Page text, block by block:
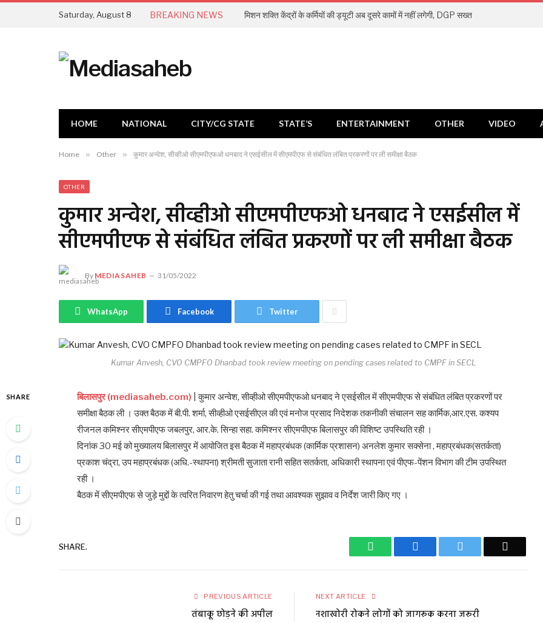
Saturday, August 8 BREAKING NEWS मिशन शक्ति केंद्रों के कर्मियों की ड्यूटी अब दूसरे कामों में नहीं लगेगी, DGP सख्त
HOME NATIONAL CITY/CG STATE STATE’S ENTERTAINMENT OTHER VIDEO
Home » Other » कुमार अन्वेश, सीव्हीओ सीएमपीएफओ धनबाद ने एसईसील में सीएमपीएफ से संबंधित लंबित प्रकरणों पर ली समीक्षा बैठक
OTHER
कुमार अन्वेश, सीव्हीओ सीएमपीएफओ धनबाद ने एसईसील में
सीएमपीएफ से संबंधित लंबित प्रकरणों पर ली समीक्षा बैठक
By MEDIASAHEB 31/05/2022
WhatsApp Facebook Twitter
Kumar Anvesh, CVO CMPFO Dhanbad took review meeting on pending cases related to CMPF in SECL
SHARE बिलासपुर (mediasaheb.com) | कुमार अन्वेश, सीव्हीओ सीएमपीएफओ धनबाद ने एसईसील में सीएमपीएफ से संबंधित लंबित प्रकरणों पर
समीक्षा बैठक ली । उक्त बैठक में बी.पी. शर्मा, सीव्हीओ एसईसीएल की एवं मनोज प्रसाद निदेशक तकनीकी संचालन सह कार्मिक,आर.एस. कश्यप
रीजनल कमिश्नर सीएमपीएफ जबलपुर, आर.के. सिन्हा सहा. कमिश्नर सीएमपीएफ बिलासपुर की विशिष्ट उपस्थिति रही ।
दिनांक 30 मई को मुख्यालय बिलासपुर में आयोजित इस बैठक में महाप्रबंधक (कार्मिक प्रशासन) अनलेश कुमार सक्सेना , महाप्रबंधक(सतर्कता)
प्रकाश चंद्रा, उप महाप्रबंधक (अधि.-स्थापना) श्रीमती सुजाता रानी सहित सतर्कता, अधिकारी स्थापना एवं पीएफ-पेंशन विभाग की टीम उपस्थित
रही ।
बैठक में सीएमपीएफ से जुड़े मुद्दों के त्वरित निवारण हेतु चर्चा की गई तथा आवश्यक सुझाव व निर्देश जारी किए गए ।
SHARE. WhatsApp Facebook
PREVIOUS ARTICLE
तंबाकू छोड़ने की अपील
NEXT ARTICLE
नशाखोरी रोकने लोगों को जागरूक करना जरूरी